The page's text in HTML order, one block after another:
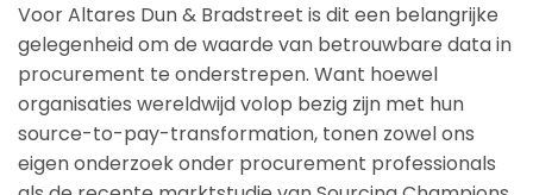
Voor Altares Dun & Bradstreet is dit een belangrijke
gelegenheid om de waarde van betrouwbare data in
procurement te onderstrepen. Want hoewel
organisaties wereldwijd volop bezig zijn met hun
source-to-pay-transformation, tonen zowel ons
eigen onderzoek onder procurement professionals